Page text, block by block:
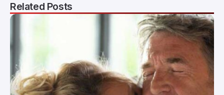
Related Posts